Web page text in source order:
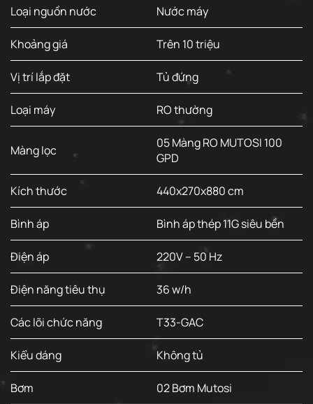
Loại nguồn nước Nước máy
Khoảng giá Trên 10 triệu
Vị trí lắp đặt Tủ đứng
Loại máy RO thường
Màng lọc
05 Màng RO MUTOSI 100
GPD
Kích thước 440x270x880 cm
Bình áp Bình áp thép 11G siêu bền
Điện áp 220V – 50 Hz
Điện năng tiêu thụ 36 w/h
Các lõi chức năng T33-GAC
Kiểu dáng Không tủ
Bơm 02 Bơm Mutosi